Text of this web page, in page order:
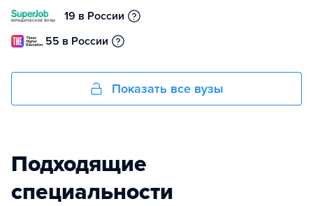
19 в России
55 в России
Показать все вузы
Подходящие
специальности